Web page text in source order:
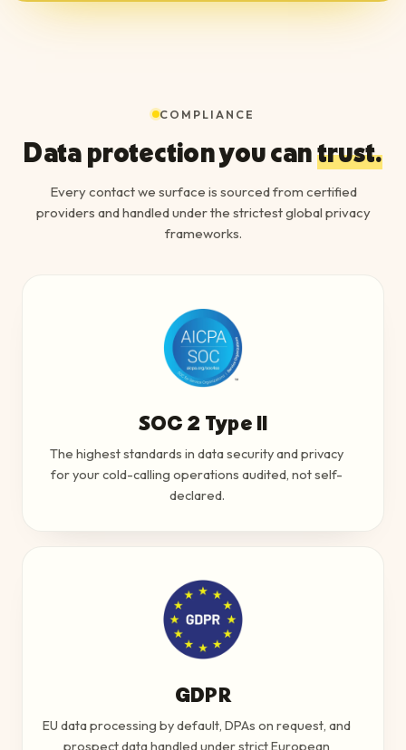
COMPLIANCE
Data protection you cantrust.
Every contact we surface is sourced from certified
providers and handled under the strictest global privacy
frameworks.
SOC 2 Type II
The highest standards in data security and privacy
for your cold-calling operations audited, not self-
declared.
GDPR
EU data processing by default, DPAs on request, and
prospect data handled under strict European